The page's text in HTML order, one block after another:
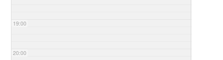
19:00
20:00